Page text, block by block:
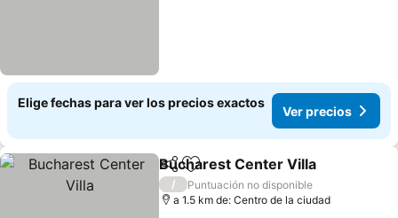
Elige fechas para ver los precios exactos
Ver precios
CompartirAgregar a favoritos
Bucharest Center Villa
/
Puntuación no disponible
a 1.5 km de: Centro de la ciudad